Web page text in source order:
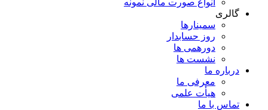
گالری
سمینارها
روز حسابدار
دورهمی ها
نشست ها
درباره ما
معرفی ما
هیأت علمی
تماس با ما